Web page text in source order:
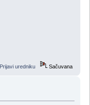
Prijavi uredniku Sačuvana